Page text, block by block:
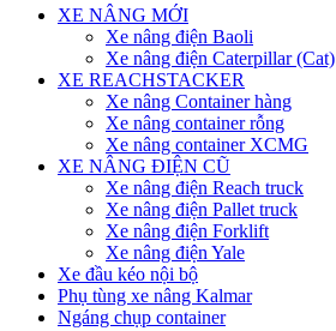
XE NÂNG MỚI
Xe nâng điện Baoli
Xe nâng điện Caterpillar (Cat)
XE REACHSTACKER
Xe nâng Container hàng
Xe nâng container rỗng
Xe nâng container XCMG
XE NÂNG ĐIỆN CŨ
Xe nâng điện Reach truck
Xe nâng điện Pallet truck
Xe nâng điện Forklift
Xe nâng điện Yale
Xe đầu kéo nội bộ
Phụ tùng xe nâng Kalmar
Ngáng chụp container